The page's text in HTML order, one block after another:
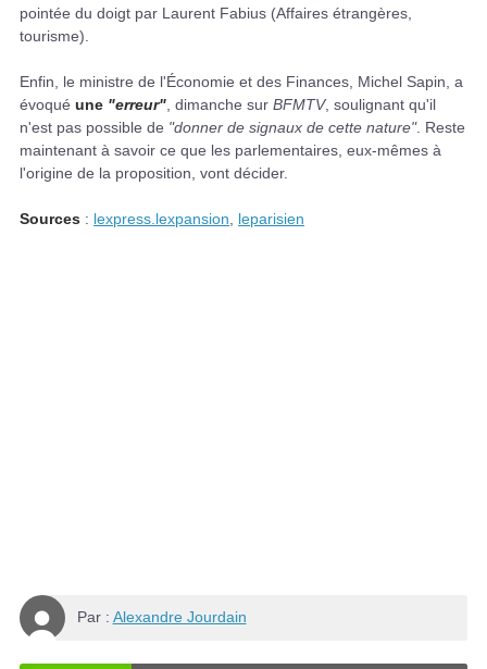
pointée du doigt par Laurent Fabius (Affaires étrangères,
tourisme).
Enfin, le ministre de l'Économie et des Finances, Michel Sapin, a
évoqué une "erreur" , dimanche sur BFMTV, soulignant qu'il
n'est pas possible de "donner de signaux de cette nature". Reste
maintenant à savoir ce que les parlementaires, eux-mêmes à
l'origine de la proposition, vont décider.
Sources : lexpress.lexpansion leparisien
Par : Alexandre Jourdain